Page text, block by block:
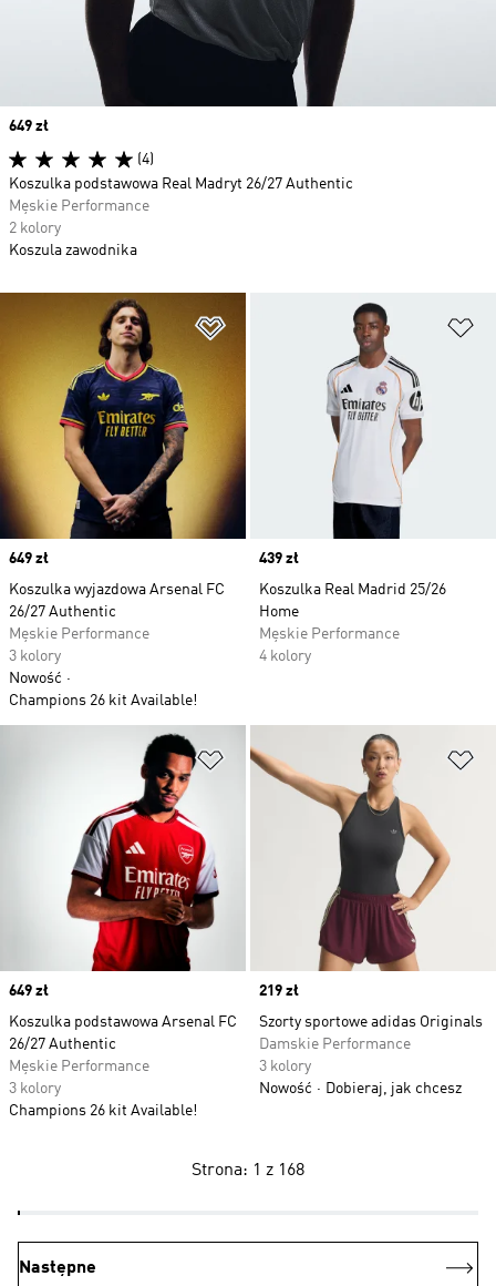
Dodaj do listy życzeń
Price
649 zł
Koszulka wyjazdowa Arsenal FC
26/27 Authentic
Męskie Performance
3 kolory
Nowość
Champions 26 kit Available!
Price
439 zł
Koszulka Real Madrid 25/26
Home
Męskie Performance
4 kolory
Dodaj do listy życzeń
Price
649 zł
Koszulka podstawowa Arsenal FC
26/27 Authentic
Męskie Performance
3 kolory
Champions 26 kit Available!
Price
219 zł
Szorty sportowe adidas Originals
Damskie Performance
3 kolory
Nowość
Dobieraj, jak chcesz
Price
649 zł
(4)
Koszulka podstawowa Real Madryt 26/27 Authentic
Męskie Performance
2 kolory
Koszula zawodnika
Strona: 1 z 168
Następne